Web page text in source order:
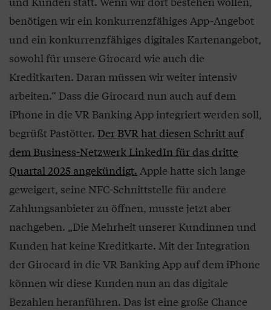
benötigen wir ein konkurrenzfähiges App-Angebot
und ein konkurrenzfähiges digitales Kartenangebot,
sowohl für unsere Girocard wie auch die
Kreditkarten. Daran müssen wir weiter intensiv
arbeiten.“ Dass die Girocard nun auch auf dem
iPhone in die VR Banking App integriert werden soll,
begrüßt Pastötter. Der BVR hat diesen Schritt auf
dem Business-Netzwerk LinkedIn für das dritte
Quartal 2025 angekündigt. Apple hatte sich lange
geweigert, seine NFC-Schnittstelle für andere
Zahlungsanbieter zu öffnen, musste jetzt aber
nachgeben. „Die Mehrheit unserer Kundinnen und
Kunden hat keine Kreditkarte. Mit der Integration
der Girocard in die VR Banking App auf dem iPhone
können wir diese Kunden nun an das digitale
Bezahlen heranführen. Das ist eine große Chance